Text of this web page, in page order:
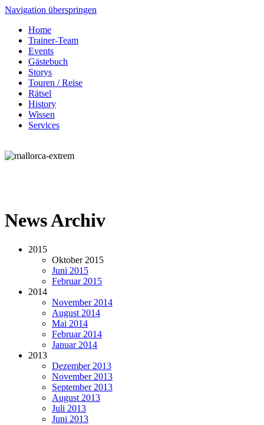
Navigation überspringen
Home
Trainer-Team
Events
Gästebuch
Storys
Touren / Reise
Rätsel
History
Wissen
Services
News Archiv
2015
Oktober 2015
Juni 2015
Februar 2015
2014
November 2014
August 2014
Mai 2014
Februar 2014
Januar 2014
2013
Dezember 2013
November 2013
September 2013
August 2013
Juli 2013
Juni 2013